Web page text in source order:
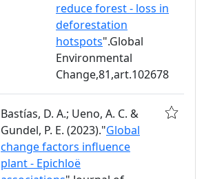
reduce forest - loss in
deforestation
hotspots".Global
Environmental
Change,81,art.102678
Bastías, D. A.; Ueno, A. C. &
Gundel, P. E. (2023)."Global
change factors influence
plant - Epichloë